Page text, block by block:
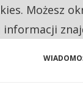
PRZEMYSŁ.
Możesz